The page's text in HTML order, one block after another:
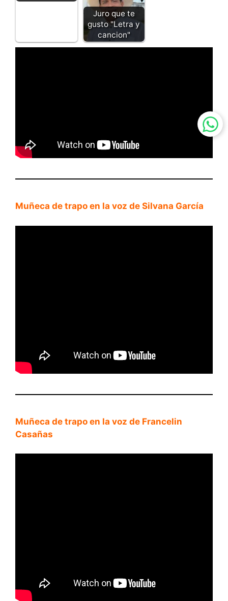
Juro que te
gusto "Letra y
cancion"
Muñeca de trapo en la voz de Silvana García
Muñeca de trapo en la voz de Francelin
Casañas